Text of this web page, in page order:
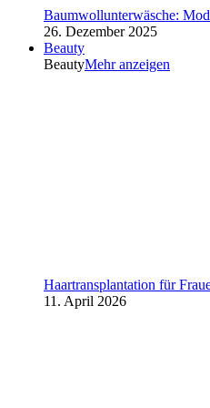
Baumwollunterwäsche:
26. Dezember 2025
Beauty
BeautyMehr anzeigen
Haartransplantation für
11. April 2026